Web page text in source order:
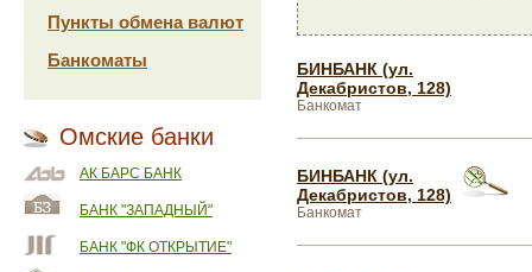
Пункты обмена валют
Банкоматы
Омские банки
АК БАРС БАНК
БАНК "ЗАПАДНЫЙ"
БАНК "ФК ОТКРЫТИЕ"
БИНБАНК (ул.
Декабристов, 128)
Банкомат
БИНБАНК (ул.
Декабристов, 128)
Банкомат